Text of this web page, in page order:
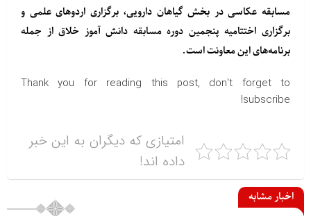
مسابقه عکاسی در بخش گیاهان دارویی، برگزاری اردوهای علمی و
برگزاری اختتامیه پنجمین دوره مسابقه دانش آموز خلاق از جمله
برنامه‌های این معاونت است.
Thank you for reading this post, don't forget to
subscribe!
امتیازی که دیگران به این خبر
داده اند!
اخبار مشابه